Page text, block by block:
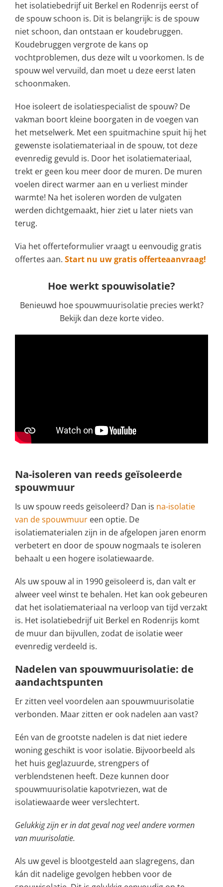
het isolatiebedrijf uit Berkel en Rodenrijs eerst of
de spouw schoon is. Dit is belangrijk: is de spouw
niet schoon, dan ontstaan er koudebruggen.
Koudebruggen vergrote de kans op
vochtproblemen, dus deze wilt u voorkomen. Is de
spouw wel vervuild, dan moet u deze eerst laten
schoonmaken.
Hoe isoleert de isolatiespecialist de spouw? De
vakman boort kleine boorgaten in de voegen van
het metselwerk. Met een spuitmachine spuit hij het
gewenste isolatiemateriaal in de spouw, tot deze
evenredig gevuld is. Door het isolatiemateriaal,
trekt er geen kou meer door de muren. De muren
voelen direct warmer aan en u verliest minder
warmte! Na het isoleren worden de vulgaten
werden dichtgemaakt, hier ziet u later niets van
terug.
Via het offerteformulier vraagt u eenvoudig gratis
offertes aan. Start nu uw gratis offerteaanvraag!
Hoe werkt spouwisolatie?
Benieuwd hoe spouwmuurisolatie precies werkt?
Bekijk dan deze korte video.
Na-isoleren van reeds geïsoleerde
spouwmuur
Is uw spouw reeds geïsoleerd? Dan is na-isolatie
van de spouwmuur een optie. De
isolatiematerialen zijn in de afgelopen jaren enorm
verbetert en door de spouw nogmaals te isoleren
behaalt u een hogere isolatiewaarde.
Als uw spouw al in 1990 geïsoleerd is, dan valt er
alweer veel winst te behalen. Het kan ook gebeuren
dat het isolatiemateriaal na verloop van tijd verzakt
is. Het isolatiebedrijf uit Berkel en Rodenrijs komt
de muur dan bijvullen, zodat de isolatie weer
evenredig verdeeld is.
Nadelen van spouwmuurisolatie: de
aandachtspunten
Er zitten veel voordelen aan spouwmuurisolatie
verbonden. Maar zitten er ook nadelen aan vast?
Eén van de grootste nadelen is dat niet iedere
woning geschikt is voor isolatie. Bijvoorbeeld als
het huis geglazuurde, strengpers of
verblendstenen heeft. Deze kunnen door
spouwmuurisolatie kapotvriezen, wat de
isolatiewaarde weer verslechtert.
Gelukkig zijn er in dat geval nog veel andere vormen
van muurisolatie.
Als uw gevel is blootgesteld aan slagregens, dan
kán dit nadelige gevolgen hebben voor de